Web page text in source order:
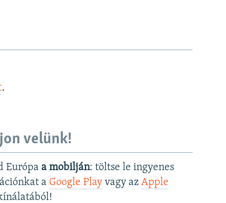
.
velünk!
Európa a mobilján: töltse le ingyenes
a Google Playvagy az Apple